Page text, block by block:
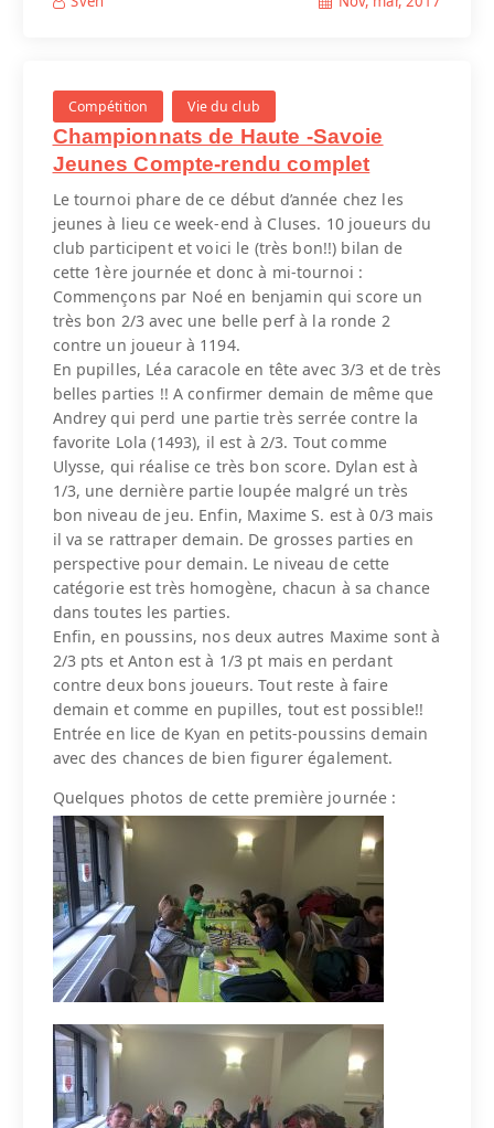
Compétition Vie du club
Championnats de Haute -Savoie
Jeunes Compte-rendu complet
Le tournoi phare de ce début d’année chez les
jeunes à lieu ce week-end à Cluses. 10 joueurs du
club participent et voici le (très bon!!) bilan de
cette 1ère journée et donc à mi-tournoi :
Commençons par Noé en benjamin qui score un
très bon 2/3 avec une belle perf à la ronde 2
contre un joueur à 1194.
En pupilles, Léa caracole en tête avec 3/3 et de très
belles parties !! A confirmer demain de même que
Andrey qui perd une partie très serrée contre la
favorite Lola (1493), il est à 2/3. Tout comme
Ulysse, qui réalise ce très bon score. Dylan est à
1/3, une dernière partie loupée malgré un très
bon niveau de jeu. Enfin, Maxime S. est à 0/3 mais
il va se rattraper demain. De grosses parties en
perspective pour demain. Le niveau de cette
catégorie est très homogène, chacun à sa chance
dans toutes les parties.
Enfin, en poussins, nos deux autres Maxime sont à
2/3 pts et Anton est à 1/3 pt mais en perdant
contre deux bons joueurs. Tout reste à faire
demain et comme en pupilles, tout est possible!!
Entrée en lice de Kyan en petits-poussins demain
avec des chances de bien figurer également.
Quelques photos de cette première journée :